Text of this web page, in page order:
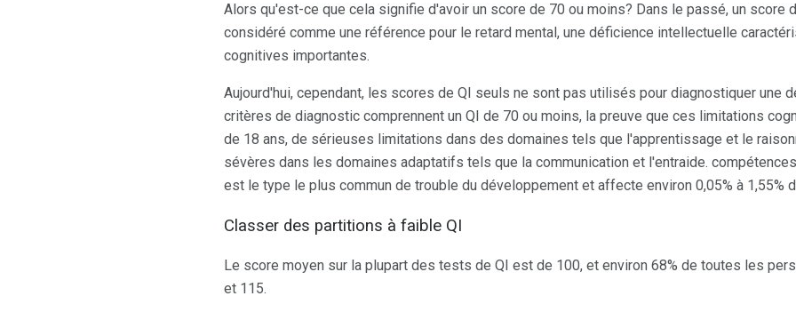
Alors qu'est-ce que cela signifie d'avoir un score de 70 ou moins? Dans le passé, un score
considéré comme une référence pour le retard mental, une déficience intellectuelle
cognitives importantes.
Aujourd'hui, cependant, les scores de QI seuls ne sont pas utilisés pour diagnostiquer une
critères de diagnostic comprennent un QI de 70 ou moins, la preuve que ces limitations
de 18 ans, de sérieuses limitations dans des domaines tels que l'apprentissage et le
sévères dans les domaines adaptatifs tels que la communication et l'entraide.
est le type le plus commun de trouble du développement et affecte environ 0,05% à 1,55%
Classer des partitions à faible QI
Le score moyen sur la plupart des tests de QI est de 100, et environ 68% de toutes les
et 115.